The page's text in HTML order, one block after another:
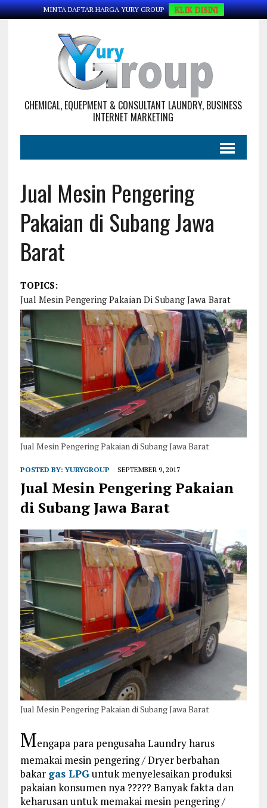
MINTA DAFTAR HARGA YURY GROUP KLIK DISINI
CHEMICAL, EQUEPMENT & CONSULTANT LAUNDRY, BUSINESS
INTERNET MARKETING
Jual Mesin Pengering
Pakaian di Subang Jawa
Barat
TOPICS:
Jual Mesin Pengering Pakaian Di Subang Jawa Barat
Jual Mesin Pengering Pakaian di Subang Jawa Barat
POSTED BY:YURYGROUP SEPTEMBER 9, 2017
Jual Mesin Pengering Pakaian
di Subang Jawa Barat
Jual Mesin Pengering Pakaian di Subang Jawa Barat
Mengapa para pengusaha Laundry harus
memakai mesin pengering / Dryer berbahan
bakar gas LPGuntuk menyelesaikan produksi
pakaian konsumen nya ????? Banyak fakta dan
keharusan untuk memakai mesin pengering /